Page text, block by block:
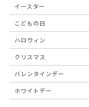
イースター
こどもの日
ハロウィン
クリスマス
バレンタインデー
ホワイトデー